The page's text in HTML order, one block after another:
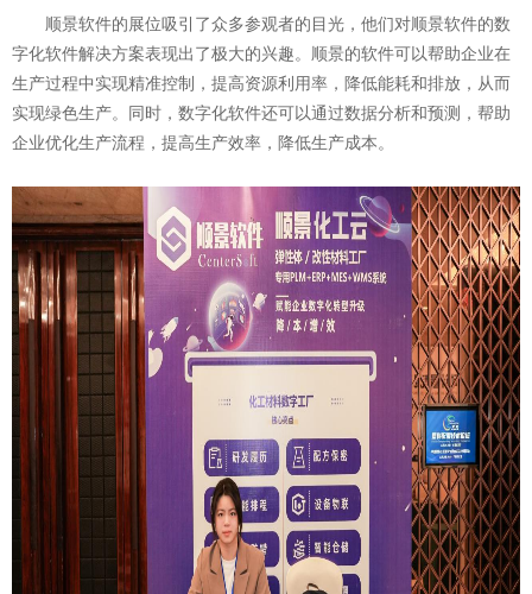
顺景软件的展位吸引了众多参观者的目光，他们对顺景软件的数
字化软件解决方案表现出了极大的兴趣。顺景的软件可以帮助企业在
生产过程中实现精准控制，提高资源利用率，降低能耗和排放，从而
实现绿色生产。同时，数字化软件还可以通过数据分析和预测，帮助
企业优化生产流程，提高生产效率，降低生产成本。